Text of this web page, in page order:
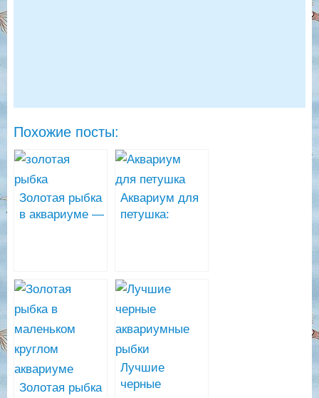
Похожие посты:
Золотая рыбка
в аквариуме —
Аквариум для
петушка:
Золотая рыбка
Лучшие
черные